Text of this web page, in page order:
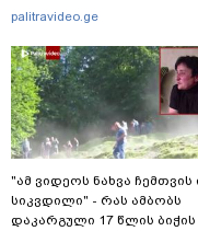
palitravideo.ge
"ამ ვიდეოს ნახვა ჩემთვის
სიკვდილი" - რას ამბობს
დაკარგული 17 წლის